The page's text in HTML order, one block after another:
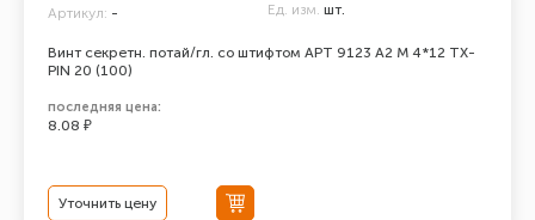
Винт секретн. потай/гл. со штифтом АРТ 9123 А2 M 4*12 TX-
PIN 20 (100)
Артикул: - Ед. изм. шт.
последняя цена:
8.08 ₽
Уточнить цену